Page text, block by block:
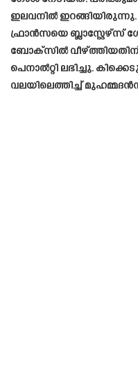
ഇലവനില്‍ ഇറങ്ങിയിരുന്നു.
ഫ്രാന്‍സയെ ബ്ലാസ്റ്റേഴ്സ്
ബോക്സില്‍
പെനാല്‍റ്റി ലഭിച്ചു.
വലയിലെത്തിച്ച്